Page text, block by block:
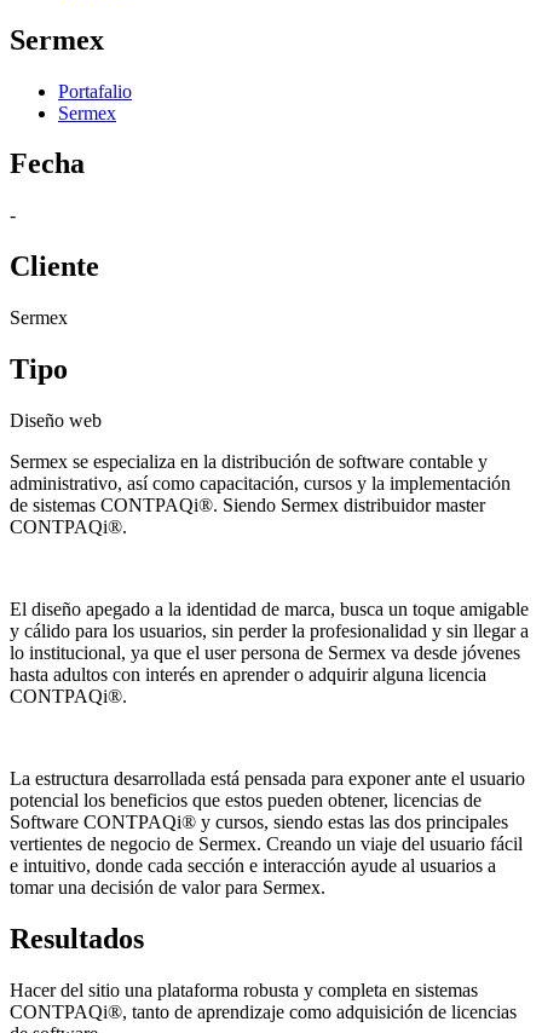
Sermex
Portafalio
Sermex
Fecha
-
Cliente
Sermex
Tipo
Diseño web
Sermex se especializa en la distribución de software contable y
administrativo, así como capacitación, cursos y la implementación
de sistemas CONTPAQi®. Siendo Sermex distribuidor master
CONTPAQi®.
El diseño apegado a la identidad de marca, busca un toque amigable
y cálido para los usuarios, sin perder la profesionalidad y sin llegar a
lo institucional, ya que el user persona de Sermex va desde jóvenes
hasta adultos con interés en aprender o adquirir alguna licencia
CONTPAQi®.
La estructura desarrollada está pensada para exponer ante el usuario
potencial los beneficios que estos pueden obtener, licencias de
Software CONTPAQi® y cursos, siendo estas las dos principales
vertientes de negocio de Sermex. Creando un viaje del usuario fácil
e intuitivo, donde cada sección e interacción ayude al usuarios a
tomar una decisión de valor para Sermex.
Resultados
Hacer del sitio una plataforma robusta y completa en sistemas
CONTPAQi®, tanto de aprendizaje como adquisición de licencias